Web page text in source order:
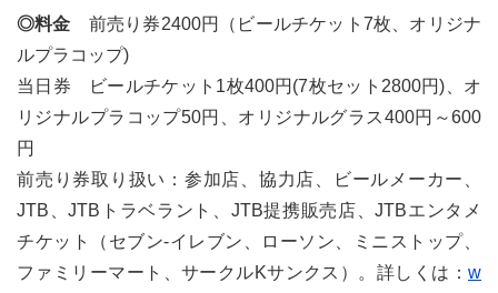
◎料金 前売り券2400円（ビールチケット7枚、オリジナ
ルプラコップ)
当日券 ビールチケット1枚400円(7枚セット2800円)、オ
リジナルプラコップ50円、オリジナルグラス400円～600
円
前売り券取り扱い：参加店、協力店、ビールメーカー、
JTB、JTBトラベラント、JTB提携販売店、JTBエンタメ
チケット（セブン-イレブン、ローソン、ミニストップ、
ファミリーマート、サークルKサンクス）。詳しくは： w